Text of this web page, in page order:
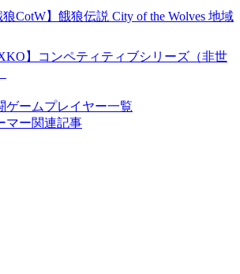
狼CotW】餓狼伝説 City of the Wolves 地域
】コンペティティブシリーズ（非世
ゲームプレイヤー一覧
マー関連記事